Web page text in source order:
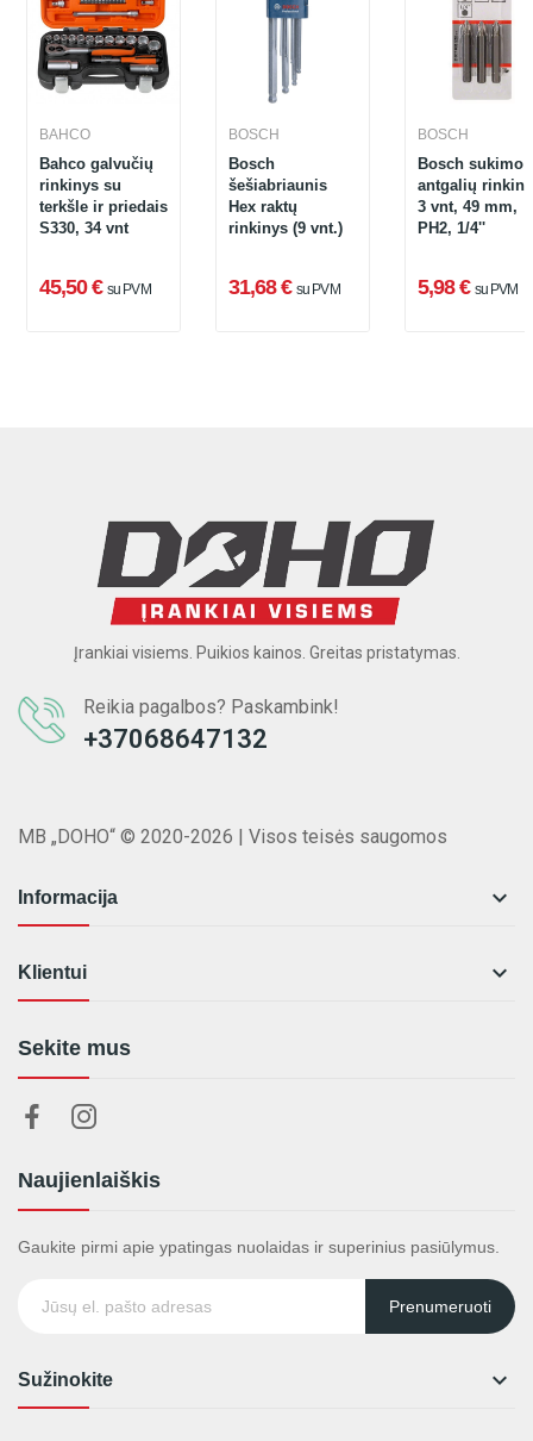
BAHCO
Bahco galvučių
rinkinys su
terkšle ir priedais
S330, 34 vnt
45,50 € su PVM
BOSCH
Bosch
šešiabriaunis
Hex raktų
rinkinys (9 vnt.)
31,68 € su PVM
BOSCH
Bosch sukimo
antgalių
3 vnt, 49 mm,
PH2, 1/4''
5,98 € su PVM
Įrankiai visiems. Puikios kainos. Greitas pristatymas.
Reikia pagalbos? Paskambink!
+37068647132
MB „DOHO“ © 2020-2026 | Visos teisės saugomos
Informacija 
Klientui 
Sekite mus
Naujienlaiškis
Gaukite pirmi apie ypatingas nuolaidas ir superinius pasiūlymus.
Prenumeruoti
Sužinokite 